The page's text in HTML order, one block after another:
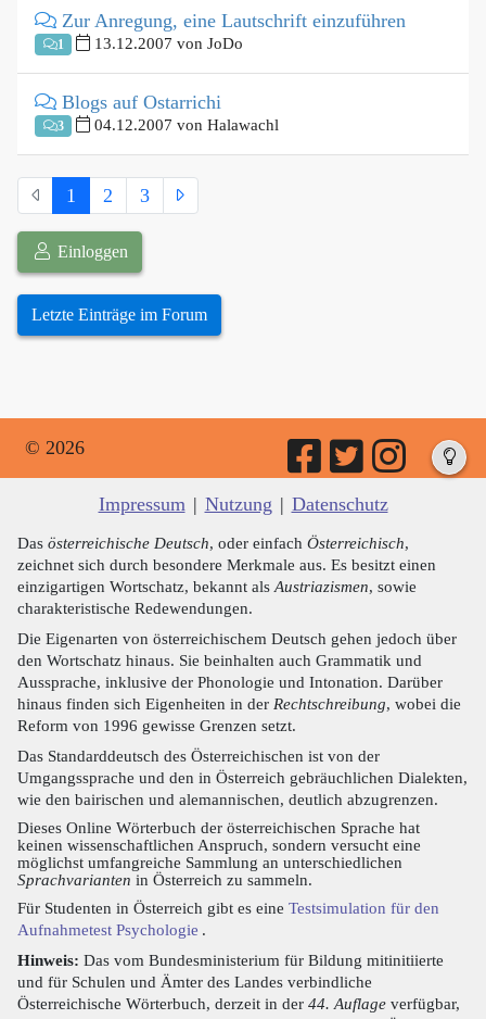
Zur Anregung, eine Lautschrift einzuführen
1 13.12.2007 von JoDo
Blogs auf Ostarrichi
3 04.12.2007 von Halawachl
1 2 3
Einloggen
Letzte Einträge im Forum
© 2026
Impressum | Nutzung | Datenschutz
Das österreichische Deutsch, oder einfach Österreichisch,
zeichnet sich durch besondere Merkmale aus. Es besitzt einen
einzigartigen Wortschatz, bekannt als Austriazismen, sowie
charakteristische Redewendungen.
Die Eigenarten von österreichischem Deutsch gehen jedoch über
den Wortschatz hinaus. Sie beinhalten auch Grammatik und
Aussprache, inklusive der Phonologie und Intonation. Darüber
hinaus finden sich Eigenheiten in der Rechtschreibung, wobei die
Reform von 1996 gewisse Grenzen setzt.
Das Standarddeutsch des Österreichischen ist von der
Umgangssprache und den in Österreich gebräuchlichen Dialekten,
wie den bairischen und alemannischen, deutlich abzugrenzen.
Dieses Online Wörterbuch der österreichischen Sprache hat
keinen wissenschaftlichen Anspruch, sondern versucht eine
möglichst umfangreiche Sammlung an unterschiedlichen
Sprachvarianten in Österreich zu sammeln.
Für Studenten in Österreich gibt es eine Testsimulation für den
Aufnahmetest Psychologie .
Hinweis: Das vom Bundesministerium für Bildung mitinitiierte
und für Schulen und Ämter des Landes verbindliche
Österreichische Wörterbuch, derzeit in der 44. Auflage verfügbar,